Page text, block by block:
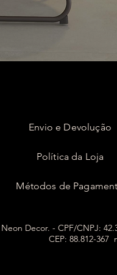
Envio e Devolução
Política da Loja
Métodos de
Neon Decor. - CPF/CNPJ:
CEP: 88.812-367